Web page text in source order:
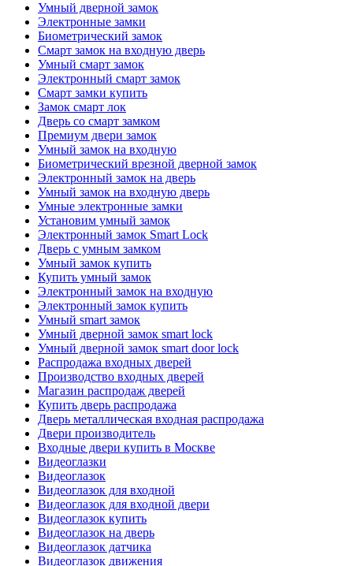
Умный дверной замок
Электронные замки
Биометрический замок
Смарт замок на входную дверь
Умный смарт замок
Электронный смарт замок
Смарт замки купить
Замок смарт лок
Дверь со смарт замком
Премиум двери замок
Умный замок на входную
Биометрический врезной дверной замок
Электронный замок на дверь
Умный замок на входную дверь
Умные электронные замки
Установим умный замок
Электронный замок Smart Lock
Дверь с умным замком
Умный замок купить
Купить умный замок
Электронный замок на входную
Электронный замок купить
Умный smart замок
Умный дверной замок smart lock
Умный дверной замок smart door lock
Распродажа входных дверей
Производство входных дверей
Магазин распродаж дверей
Купить дверь распродажа
Дверь металлическая входная распродажа
Двери производитель
Входные двери купить в Москве
Видеоглазки
Видеоглазок
Видеоглазок для входной
Видеоглазок для входной двери
Видеоглазок купить
Видеоглазок на дверь
Видеоглазок датчика
Видеоглазок движения